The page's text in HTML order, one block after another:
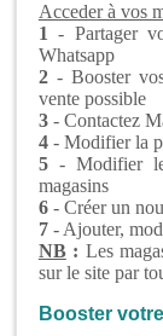
Acceder à vos
1 - Partager
Whatsapp
2- Booster
vente possible
3- Contactez
4- Modifier la
5- Modifier le
magasins
6- Créer un
7- Ajouter,
NB: Les
sur le site par
Booster